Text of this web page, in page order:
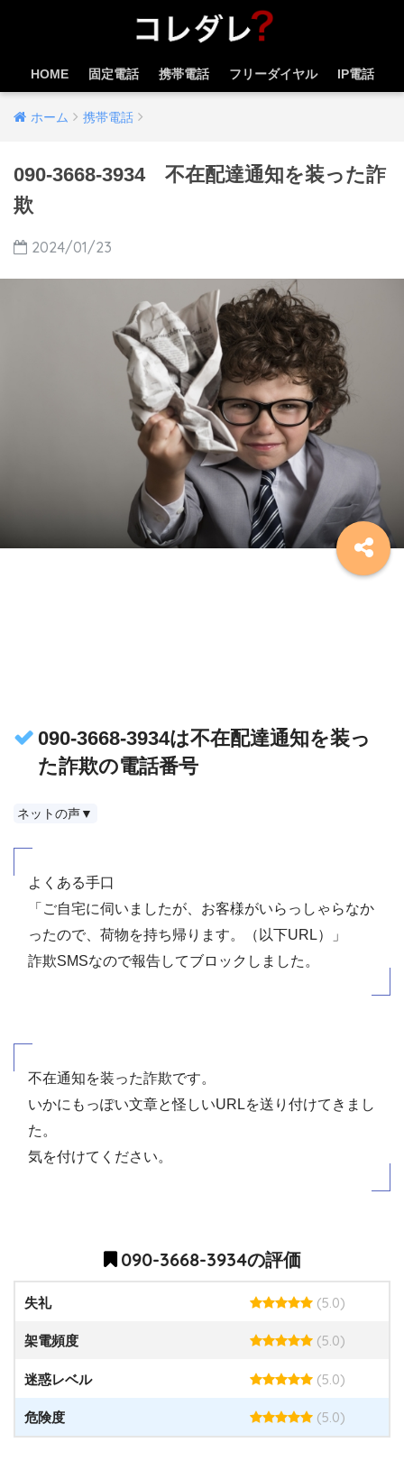
HOME 固定電話 携帯電話 フリーダイヤル IP電話
ホーム 携帯電話
090-3668-3934 不在配達通知を装った詐
欺
2024/01/23
090-3668-3934は不在配達通知を装っ
た詐欺の電話番号
ネットの声▼
よくある手口
「ご自宅に伺いましたが、お客様がいらっしゃらなか
ったので、荷物を持ち帰ります。（以下URL）」
詐欺SMSなので報告してブロックしました。
不在通知を装った詐欺です。
いかにもっぽい文章と怪しいURLを送り付けてきまし
た。
気を付けてください。
090-3668-3934の評価
失礼 (5.0)
架電頻度 (5.0)
迷惑レベル (5.0)
危険度 (5.0)